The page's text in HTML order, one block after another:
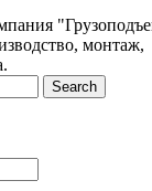
монтаж,